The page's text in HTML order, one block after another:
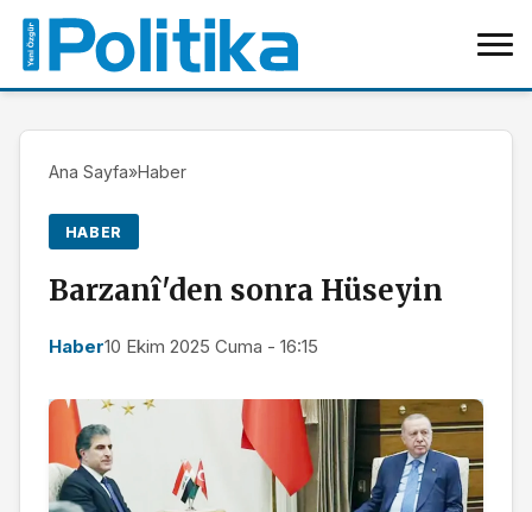
Ana Sayfa»Haber
HABER
Barzanî'den sonra Hüseyin
Haber10 Ekim 2025 Cuma - 16:15